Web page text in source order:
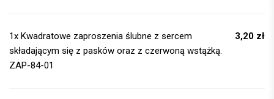
1x Kwadratowe zaproszenia ślubne z sercem
składającym się z pasków oraz z czerwoną wstążką.
ZAP-84-01
3,20 zł